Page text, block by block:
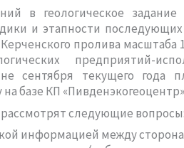
в геологическое задание
и этапности
пролива масштаба
предприятий-
сентября текущего года
базе КП
следующие вопросы:
информацией между